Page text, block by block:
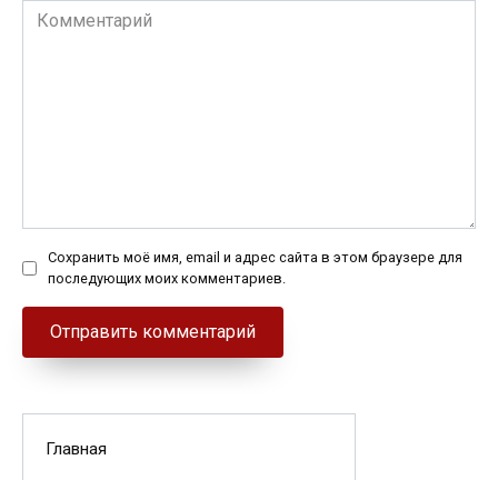
Комментарий
Сохранить моё имя, email и адрес сайта в этом браузере для
последующих моих комментариев.
Главная